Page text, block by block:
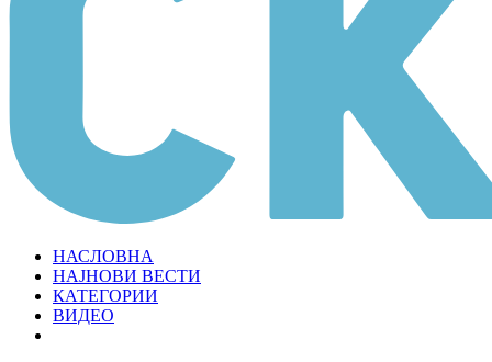
НАСЛОВНА
НАЈНОВИ ВЕСТИ
КАТЕГОРИИ
ВИДЕО